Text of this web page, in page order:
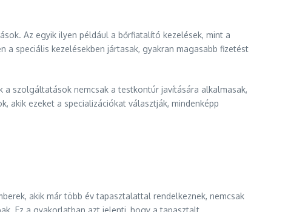
Az egyik ilyen például a bőrfiatalító kezelések, mint a
speciális kezelésekben jártasak, gyakran magasabb fizetést
szolgáltatások nemcsak a testkontúr javítására alkalmasak,
akik ezeket a specializációkat választják, mindenképp
akik már több év tapasztalattal rendelkeznek, nemcsak
Ez a gyakorlatban azt jelenti, hogy a tapasztalt